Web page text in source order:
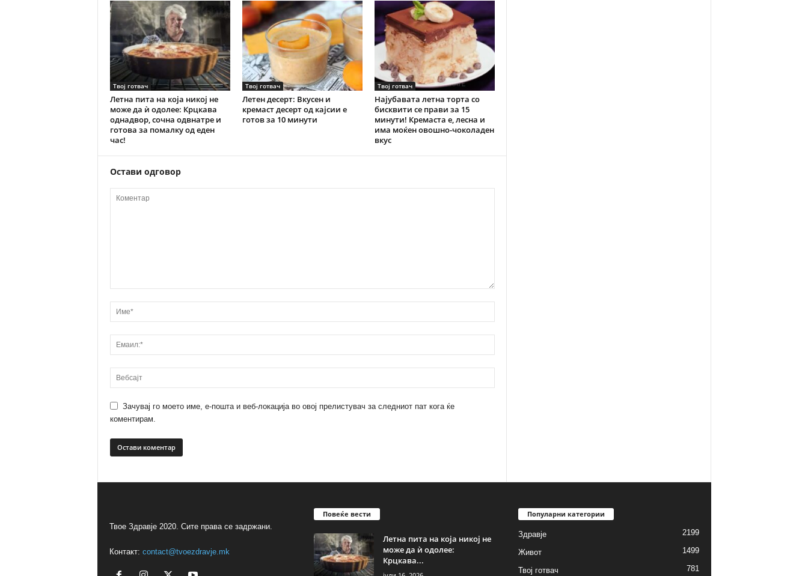
Твој готвач
Летна пита на која никој не
може да ѝ одолее: Крцкава
однадвор, сочна одвнатре и
готова за помалку од еден
час!
Твој готвач
Летен десерт: Вкусен и
кремаст десерт од кајсии е
готов за 10 минути
Твој готвач
Најубавата летна торта со
бисквити се прави за 15
минути! Кремаста е, лесна и
има моќен овошно-чоколаден
вкус
Остави одговор
Зачувај го моето име, е-пошта и веб-локација во овој прелистувач за следниот пат кога ќе
коментирам.
Твое Здравје 2020. Сите права се задржани.
Контакт: contact@tvoezdravje.mk
Повеќе вести
Летна пита на која никој не
може да ѝ одолее:
Крцкава...
Популарни категории
Здравје 2199
Живот 1499
Твој готвач 781